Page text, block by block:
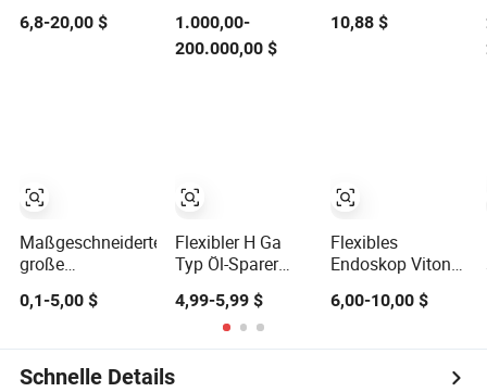
Hochwertig Dünn
6,8-20,00 $
Maßgeschneiderte
große
runde flexible
Balgstaubschutzhaube
0,1-5,00 $
Gummidammstaum
USA Flexible
1.000,00-
200.000,00 $
Flexibler H Ga
Typ Öl-Sparer
und
Hochdruckbeständigkeit
4,99-5,99 $
maßgeschneiderte
10,88 $
Flexibles
Endoskop Viton
Außendurchmesser
130mm
6,00-10,00 $
Schnelle Details